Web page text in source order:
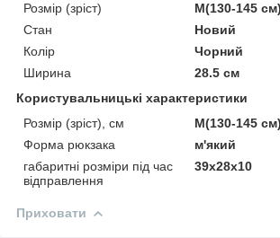
Розмір (зріст)
M(130-145 см)
Стан
Новий
Колір
Чорний
Ширина
28.5 см
Користувальницькі характеристики
Розмір (зріст), см
M(130-145 см)
Форма рюкзака
м'який
габаритні розміри під час
відправлення
39x28x10
Приховати